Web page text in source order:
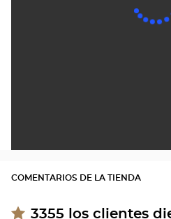
COMENTARIOS DE LA TIENDA
3355 los clientes